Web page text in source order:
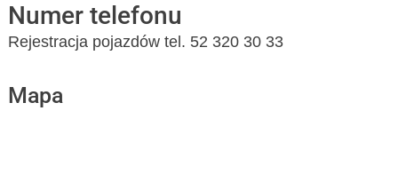
Numer telefonu
Rejestracja pojazdów tel. 52 320 30 33
Mapa